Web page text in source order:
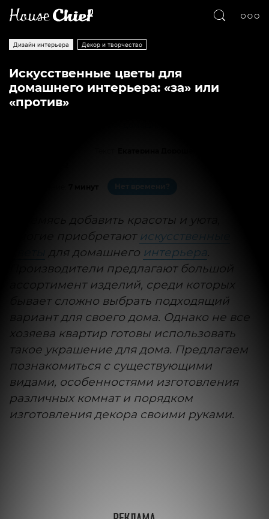
Дизайн интерьера Декор и творчество
Искусственные цветы для
домашнего интерьера: «за» или
«против»
Стремясь добавить красоты и уюта,
многие приобретают искусственные
для домашнего интерьера.
Производители предлагают большой
ассортимент изделий, среди которых
бывает сложно выбрать подходящий
вариант для своего дома. Однако не все
хозяева квартир готовы использовать
такое украшение для дома. Предлагаем
познакомиться с существующими
видами, особенностями изготовления
различных комнат и порядком
изготовления декора своими руками.